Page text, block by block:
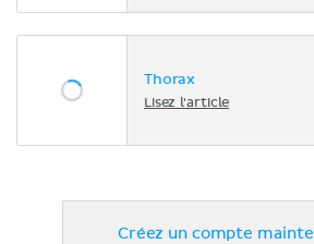
Thorax
Lisez l'article
Créez un compte